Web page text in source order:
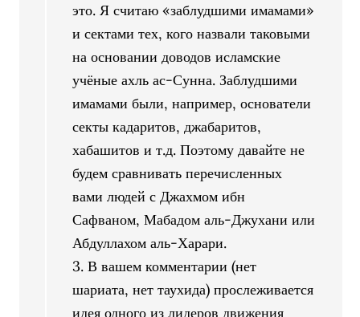
это. Я считаю «заблудшими имамами»
и сектами тех, кого назвали таковыми
на основании доводов исламские
учёные ахль ас-Сунна. Заблудшими
имамами были, например, основатели
секты кадаритов, джабаритов,
хабашитов и т.д. Поэтому давайте не
будем сравнивать перечисленных
вами людей с Джахмом ибн
Сафваном, Мабадом аль-Джухани или
Абдуллахом аль-Харари.
3. В вашем комментарии (нет
шариата, нет таухида) прослеживается
идея одного из лидеров движения